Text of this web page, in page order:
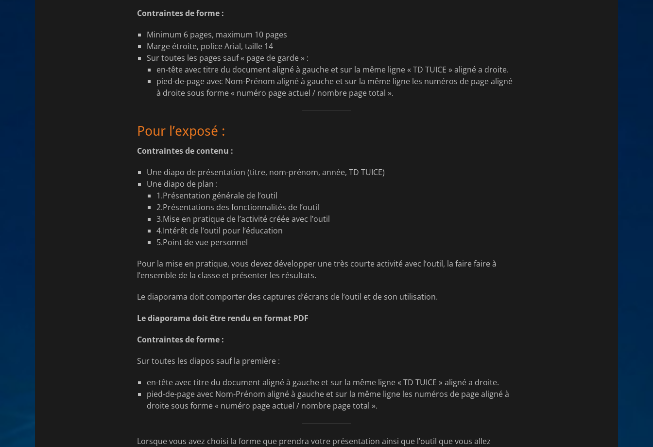
Contraintes de forme :
Minimum 6 pages, maximum 10 pages
Marge étroite, police Arial, taille 14
Sur toutes les pages sauf « page de garde » :
en-tête avec titre du document aligné à gauche et sur la même ligne « TD TUICE » aligné a droite.
pied-de-page avec Nom-Prénom aligné à gauche et sur la même ligne les numéros de page aligné
à droite sous forme « numéro page actuel / nombre page total ».
Pour l’exposé :
Contraintes de contenu :
Une diapo de présentation (titre, nom-prénom, année, TD TUICE)
Une diapo de plan :
1.Présentation générale de l’outil
2.Présentations des fonctionnalités de l’outil
3.Mise en pratique de l’activité créée avec l’outil
4.Intérêt de l’outil pour l’éducation
5.Point de vue personnel
Pour la mise en pratique, vous devez développer une très courte activité avec l’outil, la faire faire à
l’ensemble de la classe et présenter les résultats.
Le diaporama doit comporter des captures d’écrans de l’outil et de son utilisation.
Le diaporama doit être rendu en format PDF
Contraintes de forme :
Sur toutes les diapos sauf la première :
en-tête avec titre du document aligné à gauche et sur la même ligne « TD TUICE » aligné a droite.
pied-de-page avec Nom-Prénom aligné à gauche et sur la même ligne les numéros de page aligné à
droite sous forme « numéro page actuel / nombre page total ».
Lorsque vous avez choisi la forme que prendra votre présentation ainsi que l’outil que vous allez